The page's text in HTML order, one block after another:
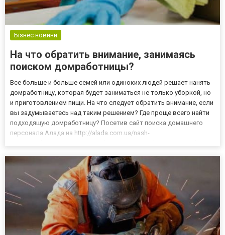
Бізнес новини
На что обратить внимание, занимаясь
поиском домработницы?
Все больше и больше семей или одиноких людей решает нанять
домработницу, которая будет заниматься не только уборкой, но
и приготовлением пищи. На что следует обратить внимание, если
вы задумываетесь над таким решением? Где проще всего найти
подходящую домработницу? Посетив сайт поиска домашнего
персонала Алада на http://alada.com.ua/nash-
ежеднев...